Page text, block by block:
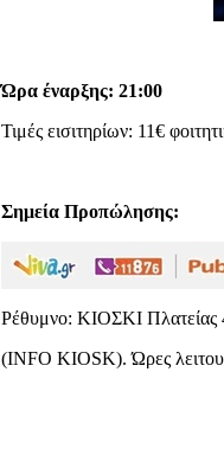
Ώρα έναρξης: 21:00
Τιμές εισιτηρίων: 11€
Σημεία Προπώλησης:
Ρέθυμνο: ΚΙΟΣΚΙ
(INFO KIOSK). Ώρες